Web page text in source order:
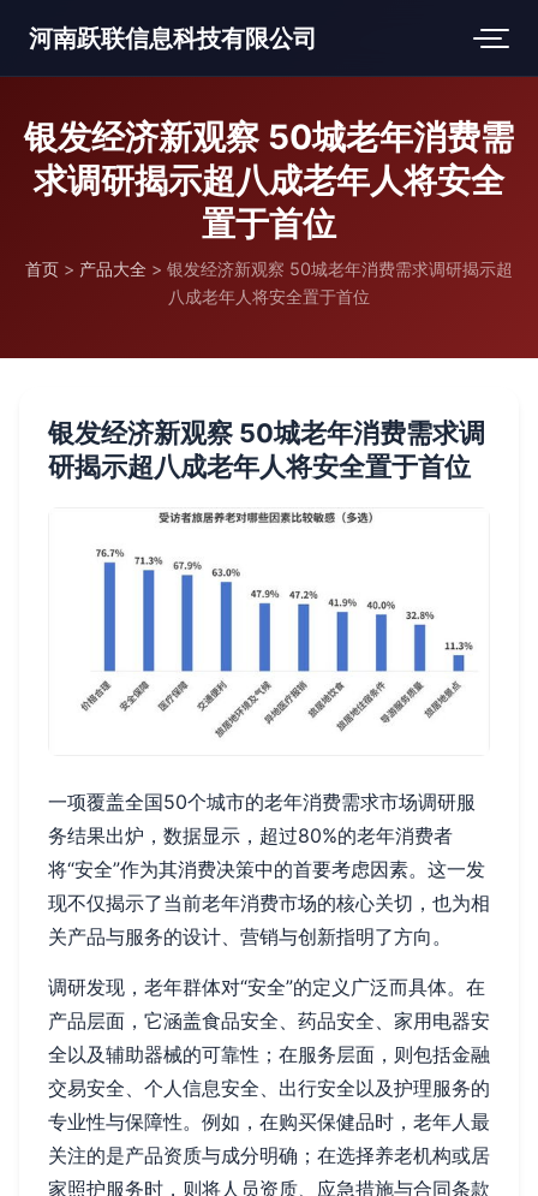
河南跃联信息科技有限公司
银发经济新观察 50城老年消费需
求调研揭示超八成老年人将安全
置于首位
首页 > 产品大全 > 银发经济新观察 50城老年消费需求调研揭示超
八成老年人将安全置于首位
银发经济新观察 50城老年消费需求调
研揭示超八成老年人将安全置于首位
一项覆盖全国50个城市的老年消费需求市场调研服
务结果出炉，数据显示，超过80%的老年消费者
将“安全”作为其消费决策中的首要考虑因素。这一发
现不仅揭示了当前老年消费市场的核心关切，也为相
关产品与服务的设计、营销与创新指明了方向。
调研发现，老年群体对“安全”的定义广泛而具体。在
产品层面，它涵盖食品安全、药品安全、家用电器安
全以及辅助器械的可靠性；在服务层面，则包括金融
交易安全、个人信息安全、出行安全以及护理服务的
专业性与保障性。例如，在购买保健品时，老年人最
关注的是产品资质与成分明确；在选择养老机构或居
家照护服务时，则将人员资质、应急措施与合同条款